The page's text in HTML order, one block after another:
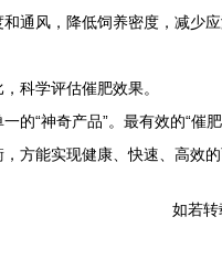
通风，降低饲养密度，减少应
科学评估催肥效果。
的“神奇产品”。最有效的“催
方能实现健康、快速、高效
如若